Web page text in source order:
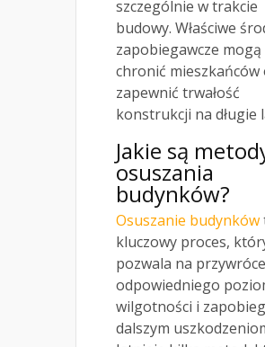
szczególnie w trakcie
budowy. Właściwe
zapobiegawcze mogą
chronić mieszkańców
zapewnić trwałość
konstrukcji na długie
Jakie są
osuszania
budynków?
Osuszanie budynków
kluczowy proces,
pozwala na
odpowiedniego
wilgotności i
dalszym